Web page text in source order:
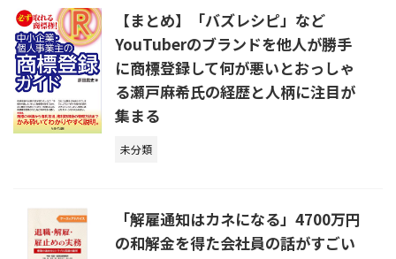
【まとめ】「バズレシピ」など
YouTuberのブランドを他人が勝手
に商標登録して何が悪いとおっしゃ
る瀬戸麻希氏の経歴と人柄に注目が
集まる
未分類
「解雇通知はカネになる」4700万円
の和解金を得た会社員の話がすごい